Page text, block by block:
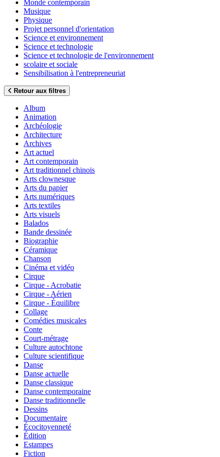
Monde contemporain
Musique
Physique
Projet personnel d'orientation
Science et environnement
Science et technologie
Science et technologie de l'environnement
scolaire et sociale
Sensibilisation à l'entrepreneuriat
Retour aux filtres
Album
Animation
Archéologie
Architecture
Archives
Art actuel
Art contemporain
Art traditionnel chinois
Arts clownesque
Arts du papier
Arts numériques
Arts textiles
Arts visuels
Balados
Bande dessinée
Biographie
Céramique
Chanson
Cinéma et vidéo
Cirque
Cirque - Acrobatie
Cirque - Aérien
Cirque - Équilibre
Collage
Comédies musicales
Conte
Court-métrage
Culture autochtone
Culture scientifique
Danse
Danse actuelle
Danse classique
Danse contemporaine
Danse traditionnelle
Dessins
Documentaire
Écocitoyenneté
Édition
Estampes
Fiction